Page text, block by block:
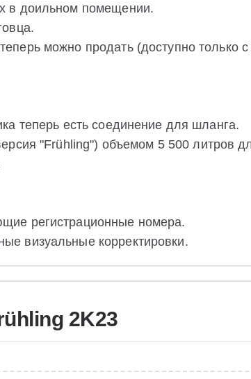
в доильном помещении.
можно продать (доступно только
теперь есть соединение для шланга.
"Frühling") объемом 5 500 литров
регистрационные номера.
визуальные корректировки.
2K23